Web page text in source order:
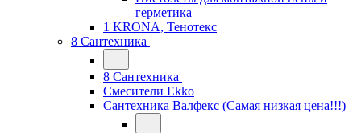
герметика
1 KRONA, Тенотекс
8 Сантехника
8 Сантехника
Смесители Ekko
Сантехника Валфекс (Самая низкая цена!!!)